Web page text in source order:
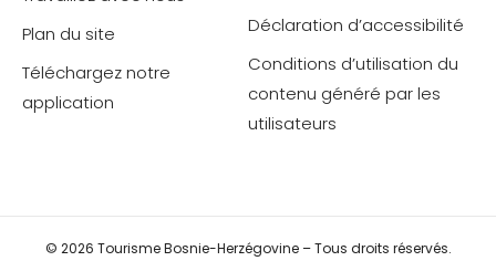
Plan du site
Téléchargez notre
application
Déclaration d’accessibilité
Conditions d’utilisation du
contenu généré par les
utilisateurs
© 2026 Tourisme Bosnie-Herzégovine – Tous droits réservés.